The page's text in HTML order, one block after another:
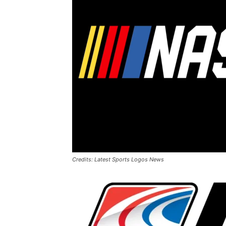
Credits: Latest Sports Logos News